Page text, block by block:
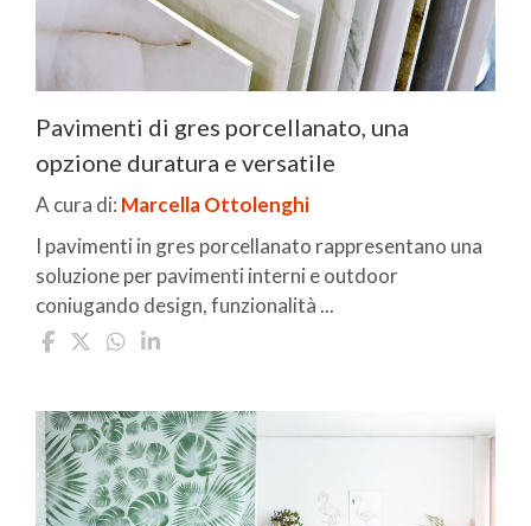
Pavimenti di gres porcellanato, una
opzione duratura e versatile
A cura di: Marcella Ottolenghi
I pavimenti in gres porcellanato rappresentano una
soluzione per pavimenti interni e outdoor
coniugando design, funzionalità ...